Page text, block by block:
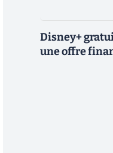
Disney+
une offre